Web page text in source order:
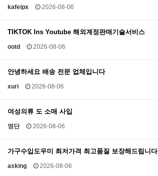
kafeipx 2026-08-06
TIKTOK Ins Youtube 해외계정판매기술서비스
ootd 2026-08-06
안녕하세요 배송 전문 업체입니다
xuri 2026-08-06
여성의류 도 소매 사입
영단 2026-08-06
가구수입도우미 최저가격 최고품질 보장해드립니다
asking 2026-08-06